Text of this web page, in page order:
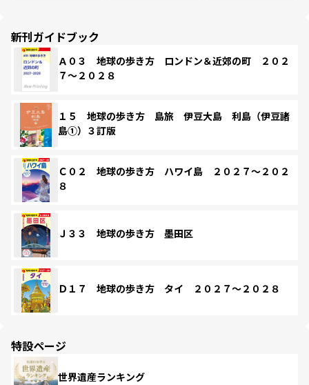
新刊ガイドブック
Ａ０３ 地球の歩き方 ロンドン＆近郊の町 ２０２
７～２０２８
１５ 地球の歩き方 島旅 伊豆大島 利島（伊豆諸
島①）３訂版
Ｃ０２ 地球の歩き方 ハワイ島 ２０２７～２０２
８
Ｊ３３ 地球の歩き方 墨田区
Ｄ１７ 地球の歩き方 タイ ２０２７～２０２８
特設ページ
世界遺産ランキング